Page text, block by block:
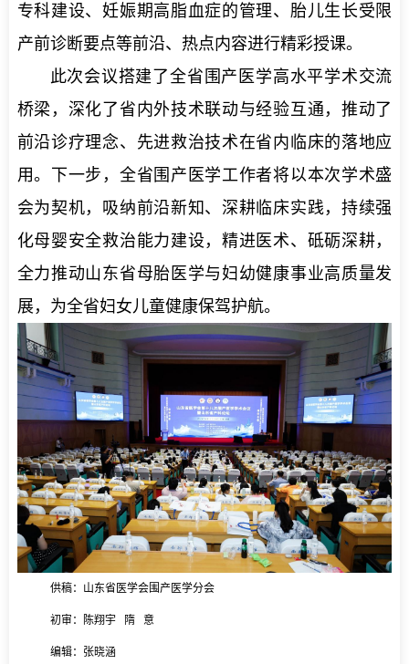
专科建设、妊娠期高脂血症的管理、胎儿生长受限
产前诊断要点等前沿、热点内容进行精彩授课。
此次会议搭建了全省围产医学高水平学术交流
桥梁，深化了省内外技术联动与经验互通，推动了
前沿诊疗理念、先进救治技术在省内临床的落地应
用。下一步，全省围产医学工作者将以本次学术盛
会为契机，吸纳前沿新知、深耕临床实践，持续强
化母婴安全救治能力建设，精进医术、砥砺深耕，
全力推动山东省母胎医学与妇幼健康事业高质量发
展，为全省妇女儿童健康保驾护航。
供稿：山东省医学会围产医学分会
初审：陈翔宇 隋 意
编辑：张晓涵